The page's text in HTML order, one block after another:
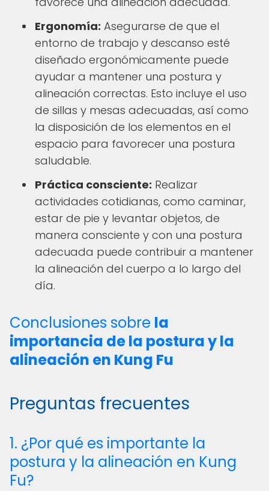
Ergonomía: Asegurarse de que el
entorno de trabajo y descanso esté
diseñado ergonómicamente puede
ayudar a mantener una postura y
alineación correctas. Esto incluye el uso
de sillas y mesas adecuadas, así como
la disposición de los elementos en el
espacio para favorecer una postura
saludable.
Práctica consciente: Realizar
actividades cotidianas, como caminar,
estar de pie y levantar objetos, de
manera consciente y con una postura
adecuada puede contribuir a mantener
la alineación del cuerpo a lo largo del
día.
Conclusiones sobre la
importancia de la postura y la
alineación en Kung Fu
Preguntas frecuentes
1. ¿Por qué es importante la
postura y la alineación en Kung
Fu?